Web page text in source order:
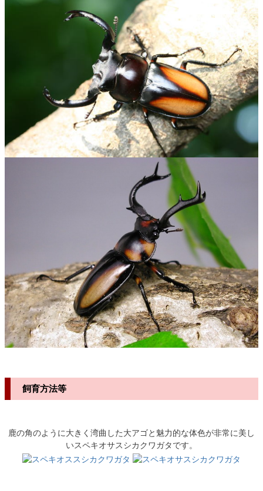
飼育方法等
鹿の角のように大きく湾曲した大アゴと魅力的な体色が非常に美し
いスペキオサスシカクワガタです。